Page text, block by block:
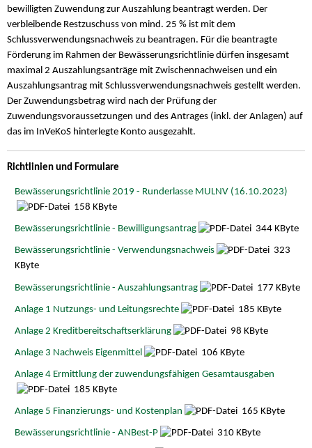
bewilligten Zuwendung zur Auszahlung beantragt werden. Der
verbleibende Restzuschuss von mind. 25 % ist mit dem
Schlussverwendungsnachweis zu beantragen. Für die beantragte
Förderung im Rahmen der Bewässerungsrichtlinie dürfen insgesamt
maximal 2 Auszahlungsanträge mit Zwischennachweisen und ein
Auszahlungsantrag mit Schlussverwendungsnachweis gestellt werden.
Der Zuwendungsbetrag wird nach der Prüfung der
Zuwendungsvoraussetzungen und des Antrages (inkl. der Anlagen) auf
das im InVeKoS hinterlegte Konto ausgezahlt.
Richtlinien und Formulare
Bewässerungsrichtlinie 2019 - Runderlasse MULNV (16.10.2023)
158 KByte
Bewässerungsrichtlinie - Bewilligungsantrag 344 KByte
Bewässerungsrichtlinie - Verwendungsnachweis
323
KByte
Bewässerungsrichtlinie - Auszahlungsantrag 177 KByte
Anlage 1 Nutzungs- und Leitungsrechte 185 KByte
Anlage 2 Kreditbereitschaftserklärung 98 KByte
Anlage 3 Nachweis Eigenmittel 106 KByte
Anlage 4 Ermittlung der zuwendungsfähigen Gesamtausgaben
185 KByte
Anlage 5 Finanzierungs- und Kostenplan 165 KByte
Bewässerungsrichtlinie - ANBest-P 310 KByte